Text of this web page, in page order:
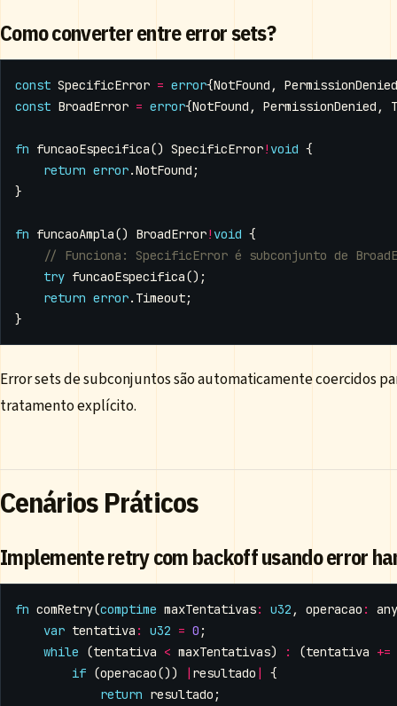
Como converter entre error sets?
const SpecificError = error{NotFound ,
PermissionDenied
const BroadError = error{NotFound , PermissionDenied ,
fn funcaoEspecifica() SpecificError! void {
return error.NotFound ;
}
fn funcaoAmpla() BroadError! void {
try funcaoEspecifica();
return error. Timeout;
}
Error sets de subconjuntos são automaticamente coercidos
tratamento explícito.
Cenários Práticos
Implemente retry com backoff usando error
fn comRetry(comptime maxTentativas: u32 , operacao :
var tentativa : u32 = 0 ;
while
(tentativa < maxTentativas) : (tentativa +=
if (operacao()) | resultado |
{
return resultado ;